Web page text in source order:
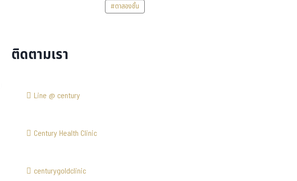
#ตาสองชั้น
ติดตามเรา
Line @ century
Century Health Clinic
centurygoldclinic